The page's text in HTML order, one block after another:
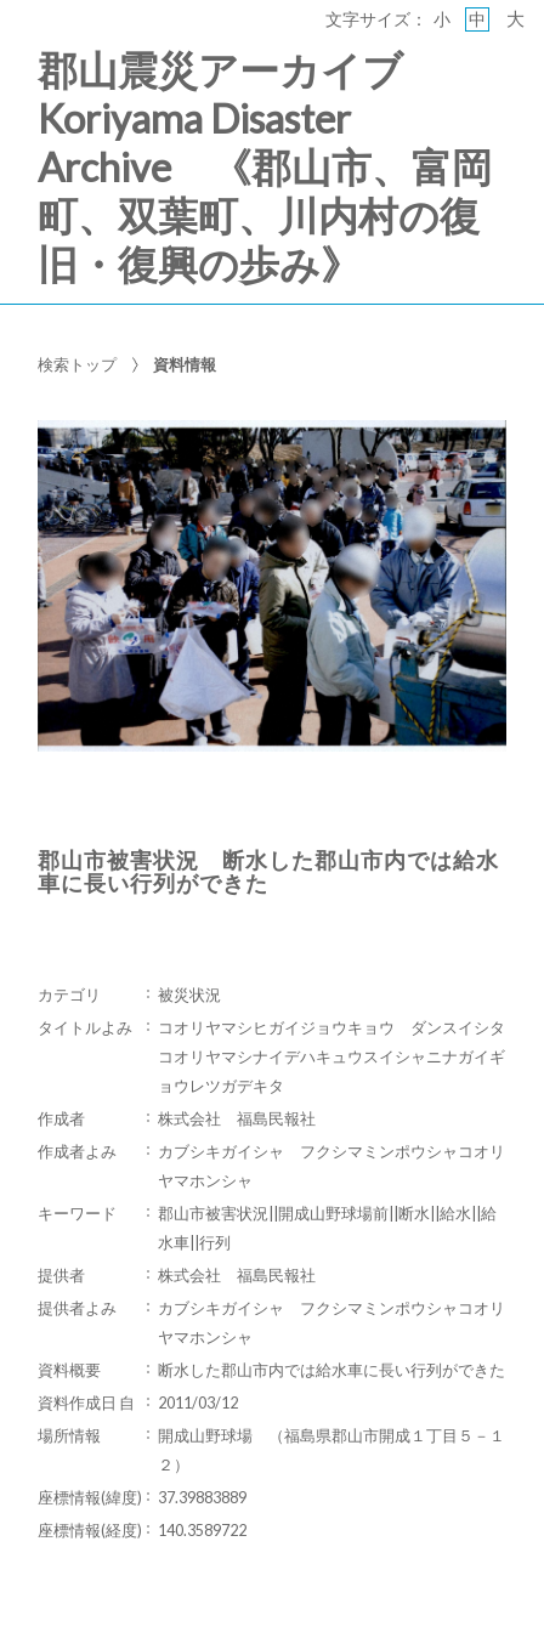
郡山震災アーカイブ
Koriyama Disaster
Archive 《郡山市、富岡
町、双葉町、川内村の復
旧・復興の歩み》
文字サイズ： 小 中 大
検索トップ 資料情報
郡山市被害状況 断水した郡山市内では給水
車に長い行列ができた
カテゴリ
被災状況
タイトルよみ
コオリヤマシヒガイジョウキョウ ダンスイシタ
コオリヤマシナイデハキュウスイシャニナガイギ
ョウレツガデキタ
作成者
株式会社 福島民報社
作成者よみ
カブシキガイシャ フクシマミンポウシャコオリ
ヤマホンシャ
キーワード
郡山市被害状況||開成山野球場前||断水||給水||給
水車||行列
提供者
株式会社 福島民報社
提供者よみ
カブシキガイシャ フクシマミンポウシャコオリ
ヤマホンシャ
資料概要
断水した郡山市内では給水車に長い行列ができた
資料作成日 自
2011/03/12
場所情報
開成山野球場 （福島県郡山市開成１丁目５－１
２）
座標情報(緯度)
37.39883889
座標情報(経度)
140.3589722